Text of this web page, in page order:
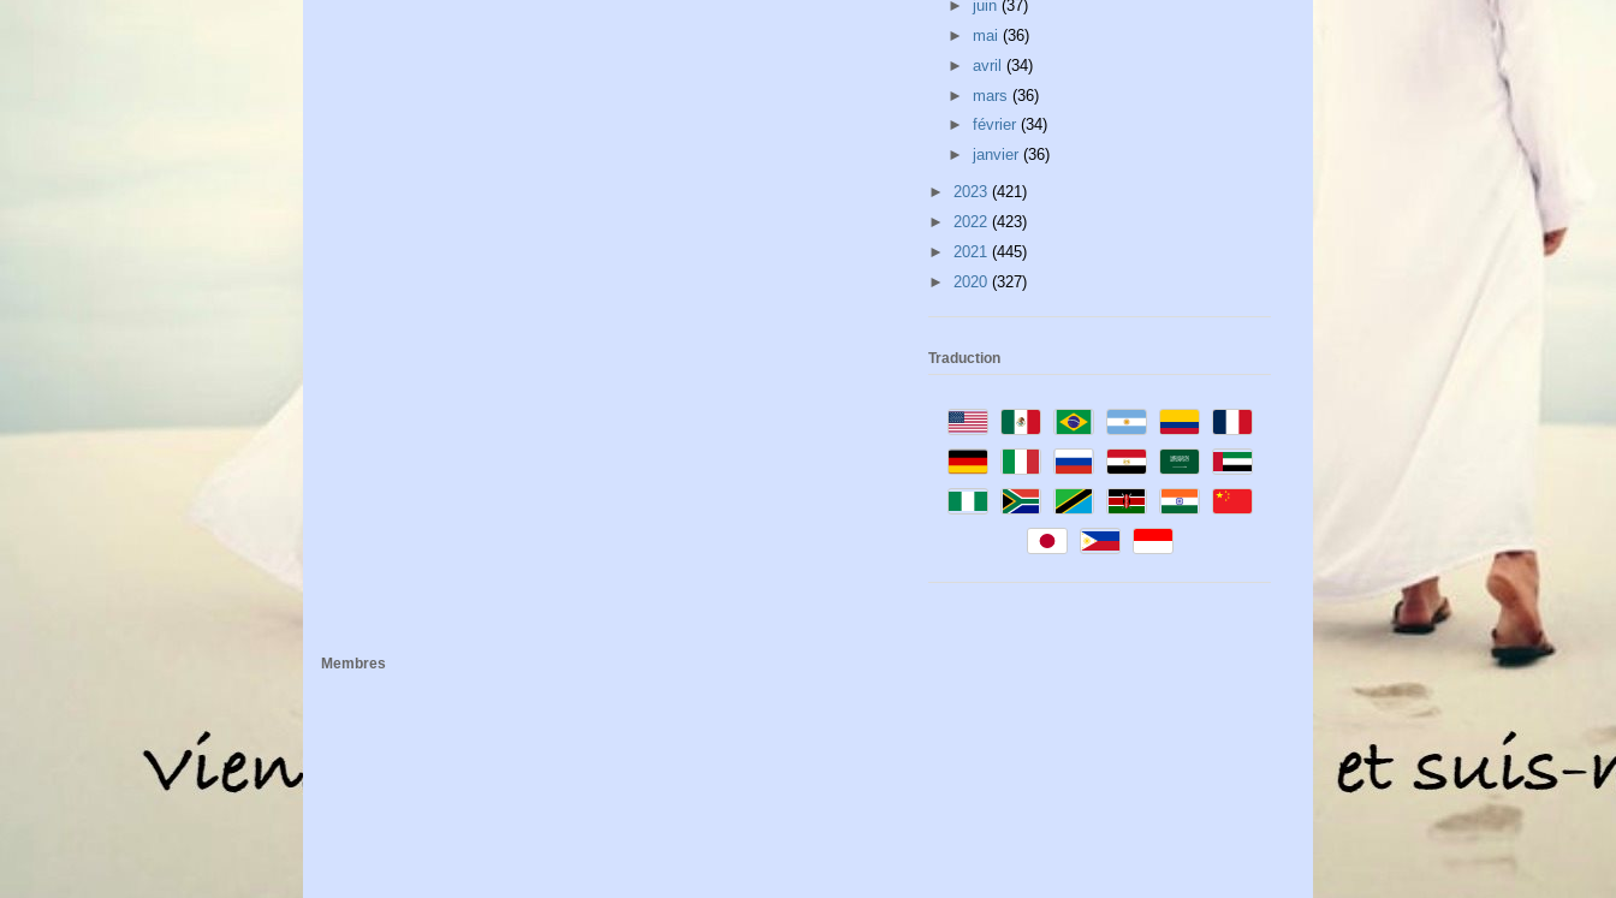
► juin (37)
► mai (36)
► avril (34)
► mars (36)
► février (34)
► janvier (36)
► 2023 (421)
► 2022 (423)
► 2021 (445)
► 2020 (327)
Traduction
Membres